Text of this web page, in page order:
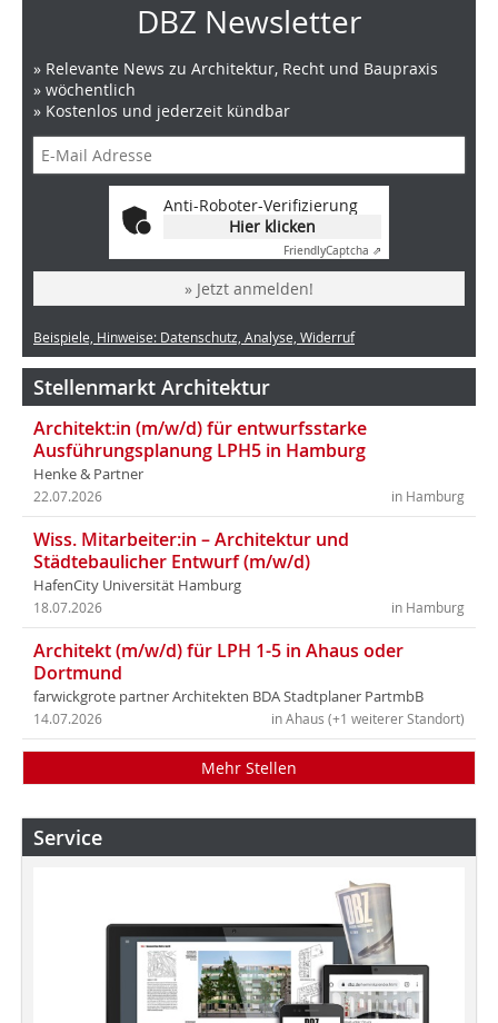
DBZ Newsletter
» Relevante News zu Architektur, Recht und Baupraxis
» wöchentlich
» Kostenlos und jederzeit kündbar
Anti-Roboter-Verifizierung
Hier klicken
FriendlyCaptcha ⇗
» Jetzt anmelden!
Beispiele, Hinweise: Datenschutz, Analyse, Widerruf
Stellenmarkt Architektur
Architekt:in (m/w/d) für entwurfsstarke
Ausführungsplanung LPH5 in Hamburg
Henke & Partner
in Hamburg
22.07.2026
Wiss. Mitarbeiter:in – Architektur und
Städtebaulicher Entwurf (m/w/d)
HafenCity Universität Hamburg
in Hamburg
18.07.2026
Architekt (m/w/d) für LPH 1-5 in Ahaus oder
Dortmund
farwickgrote partner Architekten BDA Stadtplaner PartmbB
in Ahaus (+1 weiterer Standort)
14.07.2026
Mehr Stellen
Service